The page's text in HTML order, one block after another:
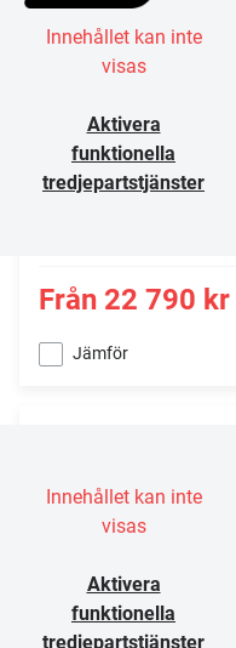
Innehållet kan inte
visas
Aktivera
funktionella
tredjepartstjänster
Från 22 790 kr
Jämför
Innehållet kan inte
visas
Aktivera
funktionella
tredjepartstjänster